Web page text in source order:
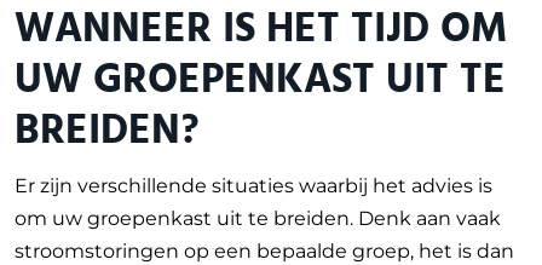
WANNEER IS HET TIJD OM
UW GROEPENKAST UIT TE
BREIDEN?
Er zijn verschillende situaties waarbij het advies is
om uw groepenkast uit te breiden. Denk aan vaak
stroomstoringen op een bepaalde groep, het is dan